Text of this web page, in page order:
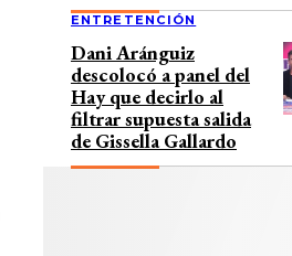
ENTRETENCIÓN
Dani Aránguiz
descolocó a panel del
Hay que decirlo al
filtrar supuesta salida
de Gissella Gallardo